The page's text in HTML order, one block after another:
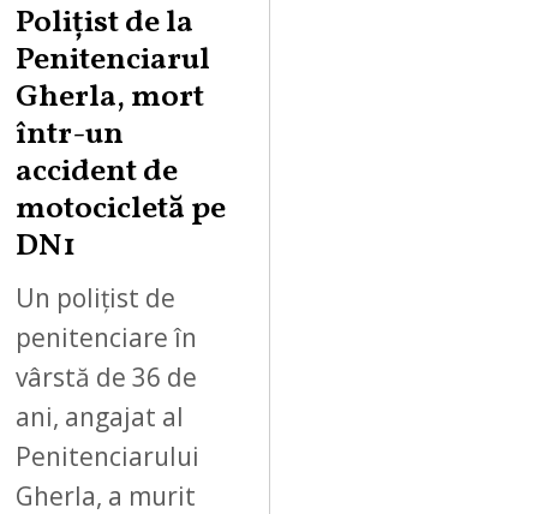
Polițist de la
Penitenciarul
Gherla, mort
într-un
accident de
motocicletă pe
DN1
Un polițist de
penitenciare în
vârstă de 36 de
ani, angajat al
Penitenciarului
Gherla, a murit